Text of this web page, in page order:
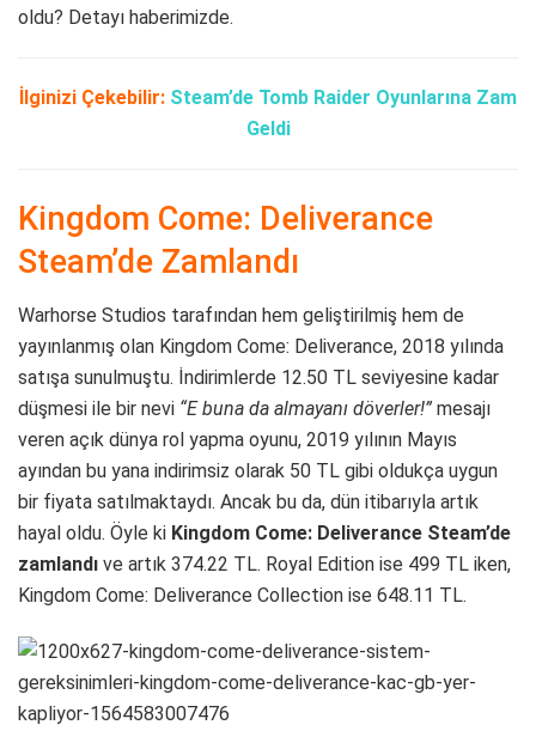
oldu? Detayı haberimizde.
İlginizi Çekebilir: Steam’de Tomb Raider Oyunlarına Zam
Geldi
Kingdom Come: Deliverance
Steam’de Zamlandı
Warhorse Studios tarafından hem geliştirilmiş hem de
yayınlanmış olan Kingdom Come: Deliverance, 2018 yılında
satışa sunulmuştu. İndirimlerde 12.50 TL seviyesine kadar
düşmesi ile bir nevi “E buna da almayanı döverler!” mesajı
veren açık dünya rol yapma oyunu, 2019 yılının Mayıs
ayından bu yana indirimsiz olarak 50 TL gibi oldukça uygun
bir fiyata satılmaktaydı. Ancak bu da, dün itibarıyla artık
hayal oldu. Öyle ki Kingdom Come: Deliverance Steam’de
zamlandı ve artık 374.22 TL. Royal Edition ise 499 TL iken,
Kingdom Come: Deliverance Collection ise 648.11 TL.